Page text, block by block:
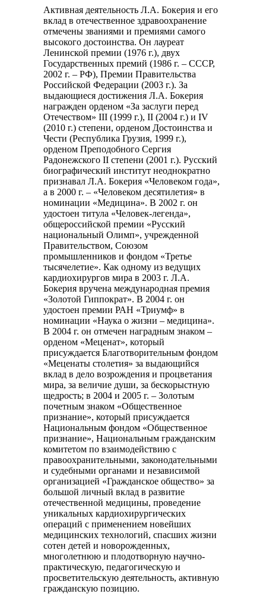
Активная деятельность Л.А. Бокерия и его
вклад в отечественное здравоохранение
отмечены званиями и премиями самого
высокого достоинства. Он лауреат
Ленинской премии (1976 г.), двух
Государственных премий (1986 г. – СССР,
2002 г. – РФ), Премии Правительства
Российской Федерации (2003 г.). За
выдающиеся достижения Л.А. Бокерия
награжден орденом «За заслуги перед
Отечеством» III (1999 г.), II (2004 г.) и IV
(2010 г.) степени, орденом Достоинства и
Чести (Республика Грузия, 1999 г.),
орденом Преподобного Сергия
Радонежского II степени (2001 г.). Русский
биографический институт неоднократно
признавал Л.А. Бокерия «Человеком года»,
а в 2000 г. – «Человеком десятилетия» в
номинации «Медицина». В 2002 г. он
удостоен титула «Человек-легенда»,
общероссийской премии «Русский
национальный Олимп», учрежденной
Правительством, Союзом
промышленников и фондом «Третье
тысячелетие». Как одному из ведущих
кардиохирургов мира в 2003 г. Л.А.
Бокерия вручена международная премия
«Золотой Гиппократ». В 2004 г. он
удостоен премии РАН «Триумф» в
номинации «Наука о жизни – медицина».
В 2004 г. он отмечен наградным знаком –
орденом «Меценат», который
присуждается Благотворительным фондом
«Меценаты столетия» за выдающийся
вклад в дело возрождения и процветания
мира, за величие души, за бескорыстную
щедрость; в 2004 и 2005 г. – Золотым
почетным знаком «Общественное
признание», который присуждается
Национальным фондом «Общественное
признание», Национальным гражданским
комитетом по взаимодействию с
правоохранительными, законодательными
и судебными органами и независимой
организацией «Гражданское общество» за
большой личный вклад в развитие
отечественной медицины, проведение
уникальных кардиохирургических
операций с применением новейших
медицинских технологий, спасших жизни
сотен детей и новорожденных,
многолетнюю и плодотворную научно-
практическую, педагогическую и
просветительскую деятельность, активную
гражданскую позицию.